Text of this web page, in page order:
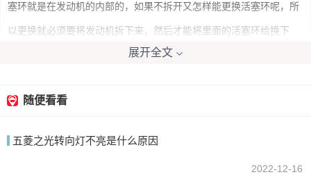
塞环就是在发动机的内部的，如果不拆开又怎样能更换活塞环呢，所
以更换就必须要将发动机拆下来，然后才能将里面的活塞环给换下
avsun
肯定要拆发动机的 要不然肯定换不了
展开全文
随便看看
五菱之光转向灯不亮是什么原因
2022-12-16